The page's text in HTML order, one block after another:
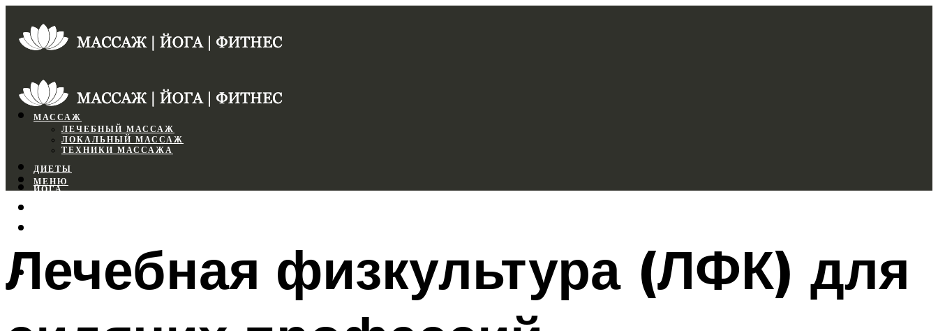
МАССАЖ
ЛЕЧЕБНЫЙ МАССАЖ
ЛОКАЛЬНЫЙ МАССАЖ
ТЕХНИКИ МАССАЖА
ДИЕТЫ
ЙОГА
МЕНЮ
МЕНЮ
Лечебная физкультура (ЛФК) для